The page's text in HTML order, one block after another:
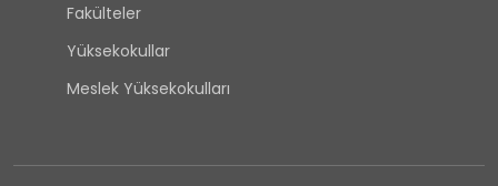
Fakülteler
Yüksekokullar
Meslek Yüksekokulları